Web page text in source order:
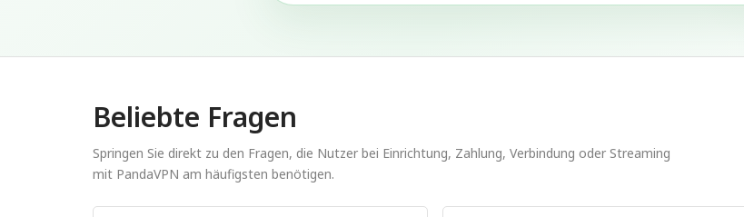
Beliebte Fragen
Springen Sie direkt zu den Fragen, die Nutzer bei Einrichtung, Zahlung, Verbindung oder Streaming
mit PandaVPN am häufigsten benötigen.